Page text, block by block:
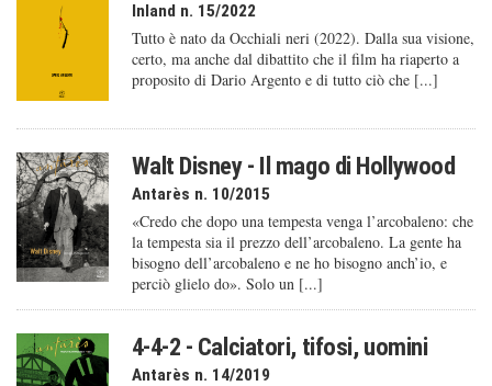
Inland n. 15/2022
Tutto è nato da Occhiali neri (2022). Dalla sua visione,
certo, ma anche dal dibattito che il film ha riaperto a
proposito di Dario Argento e di tutto ciò che [...]
Walt Disney - Il mago di Hollywood
Antarès n. 10/2015
«Credo che dopo una tempesta venga l’arcobaleno: che
la tempesta sia il prezzo dell’arcobaleno. La gente ha
bisogno dell’arcobaleno e ne ho bisogno anch’io, e
perciò glielo do». Solo un [...]
4-4-2 - Calciatori, tifosi, uomini
Antarès n. 14/2019